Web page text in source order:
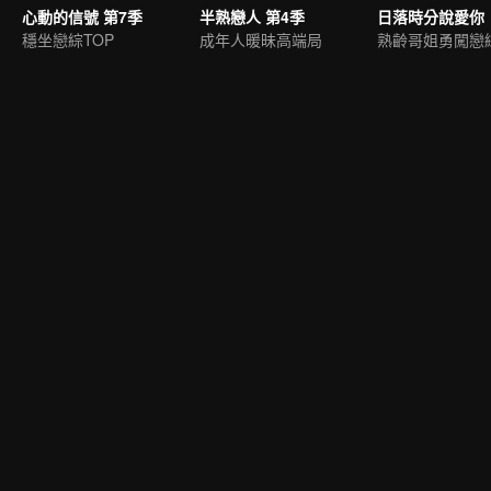
心動的信號 第7季
穩坐戀綜TOP
半熟戀人 第4季
成年人暖昧高端局
日落時分說愛你
熟齡哥姐勇闖戀